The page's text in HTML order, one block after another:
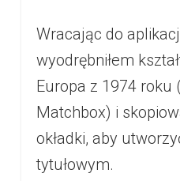
Wracając do
wyodrębniłem
Europa z 1974 roku
Matchbox) i
okładki, aby
tytułowym.